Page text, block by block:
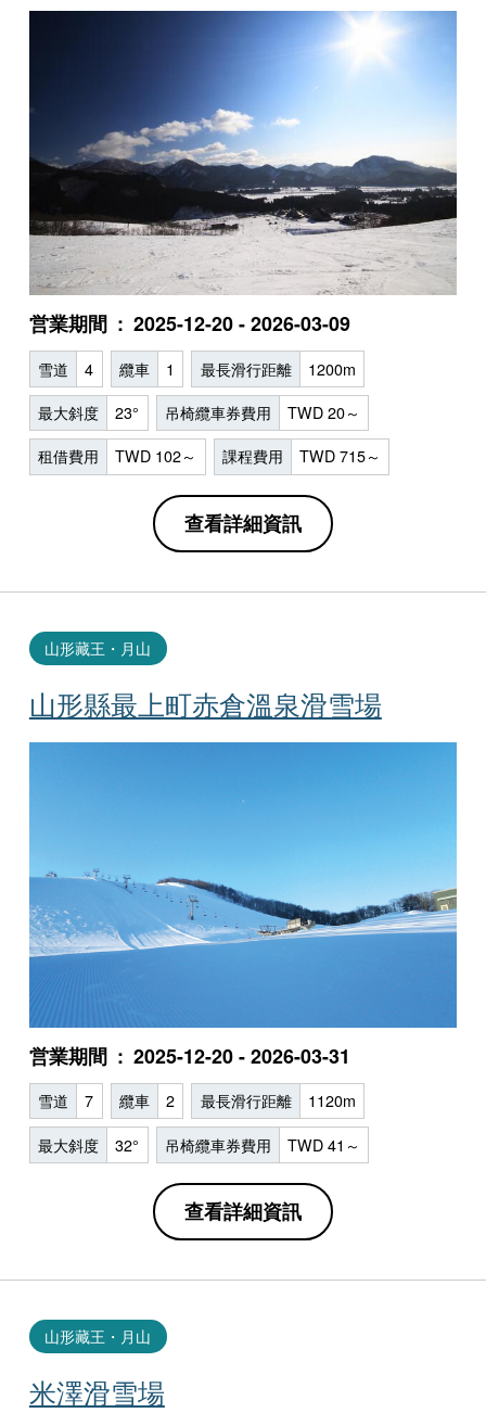
営業期間 2025-12-20 - 2026-03-09
雪道 4 纜車 1 最長滑行距離 1200m
最大斜度 23° 吊椅纜車券費用 TWD 20～
租借費用 TWD 102～ 課程費用 TWD 715～
查看詳細資訊
山形縣最上町赤倉溫泉滑雪場
山形藏王・月山
営業期間 2025-12-20 - 2026-03-31
雪道 7 纜車 2 最長滑行距離 1120m
最大斜度 32° 吊椅纜車券費用 TWD 41～
查看詳細資訊
米澤滑雪場
山形藏王・月山